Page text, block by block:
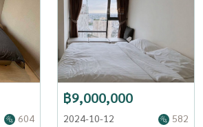
604
฿9,000,000
2024-10-12 582